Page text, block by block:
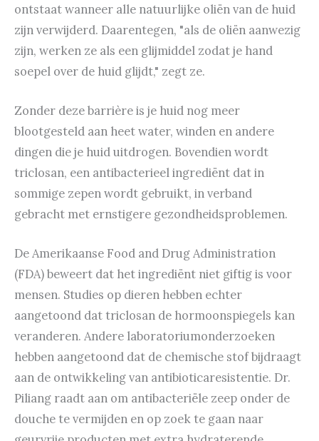
ontstaat wanneer alle natuurlijke oliën van de huid
zijn verwijderd. Daarentegen, "als de oliën aanwezig
zijn, werken ze als een glijmiddel zodat je hand
soepel over de huid glijdt," zegt ze.
Zonder deze barrière is je huid nog meer
blootgesteld aan heet water, winden en andere
dingen die je huid uitdrogen. Bovendien wordt
triclosan, een antibacterieel ingrediënt dat in
sommige zepen wordt gebruikt, in verband
gebracht met ernstigere gezondheidsproblemen.
De Amerikaanse Food and Drug Administration
(FDA) beweert dat het ingrediënt niet giftig is voor
mensen. Studies op dieren hebben echter
aangetoond dat triclosan de hormoonspiegels kan
veranderen. Andere laboratoriumonderzoeken
hebben aangetoond dat de chemische stof bijdraagt
aan de ontwikkeling van antibioticaresistentie. Dr.
Piliang raadt aan om antibacteriële zeep onder de
douche te vermijden en op zoek te gaan naar